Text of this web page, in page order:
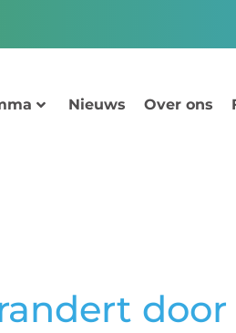
Nieuws Over ons
door